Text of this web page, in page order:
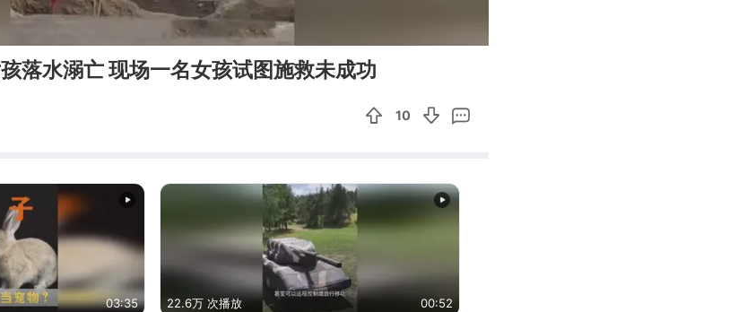
落水溺亡 现场一名女孩试图施救未成功
10
03:35 22.6万 次播放 00:52